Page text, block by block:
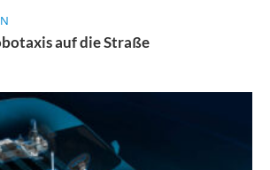
auf die Straße